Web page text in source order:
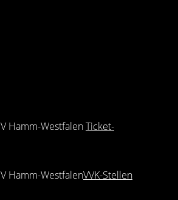
Ticket-
VVK-Stellen